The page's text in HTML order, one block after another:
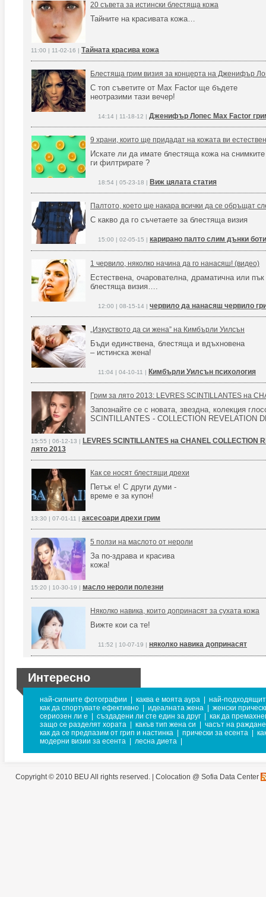
20 съвета за истински блестяща кожа
Тайните на красивата кожа…
11:00 | 11-02-16 | Тайната красива кожа
Блестяща грим визия за концерта на Дженифър
С топ съветите от Max Factor ще бъдете
неотразими тази вечер!
14:14 | 11-18-12 | Дженифър Лопес Max Factor
9 храни, които ще придадат на кожата ви
Искате ли да имате блестяща кожа на
ги филтрирате ?
18:54 | 05-23-18 | Виж цялата статия
Палтото, което ще накара всички да се обръщат
С какво да го съчетаете за блестяща визия
15:00 | 02-05-15 | карирано палто слим дънки боти
1 червило, няколко начина да го нанасяш! (видео)
Естествена, очарователна, драматична или пък
блестяща визия….
12:00 | 08-15-14 | червило да нанасяш червило
„Изкуството да си жена” на Кимбърли Уилсън
Бъди единствена, блестяща и вдъхновена
– истинска жена!
11:04 | 04-10-11 | Кимбърли Уилсън психология
Грим за лято 2013: LEVRES SCINTILLANTES на
Запознайте се с новата, звездна, колекция
SCINTILLANTES - COLLECTION REVELATION
15:55 | 06-12-13 | LEVRES SCINTILLANTES на CHANEL COLLECTION
лято 2013
Как се носят блестящи дрехи
Петък е! С други думи -
време е за купон!
13:30 | 07-01-11 | аксесоари дрехи грим
5 ползи на маслото от нероли
За по-здрава и красива
кожа!
15:20 | 10-30-19 | масло нероли полезни
Няколко навика, които допринасят за сухата кожа
Вижте кои са те!
11:52 | 10-07-19 | няколко навика допринасят
Интересно
най-силните фотографии каква е моята аура
най-
как да спортувате ефективно
идеалната жена
женски
сериозен ли е
създадени ли сте един за друг
как да
защо се разделят хората
какъв тип жена си
часът на
как да се предпазим от грип и настинка
прически за есента
модерни визии за есента
лесна диета
Copyright © 2010 BEU All rights reserved. | Colocation @ Sofia Data Center